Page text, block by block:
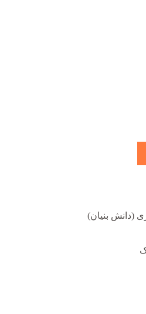
(دانش بنیان)